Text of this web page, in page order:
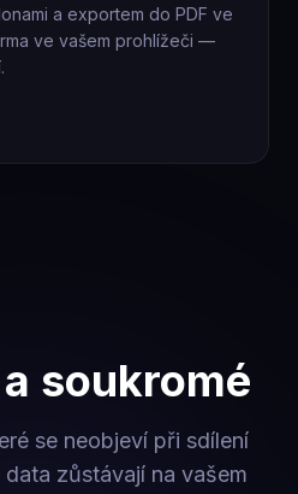
a exportem do PDF ve
ve vašem prohlížeči —
soukromé
se neobjeví při sdílení
zůstávají na vašem